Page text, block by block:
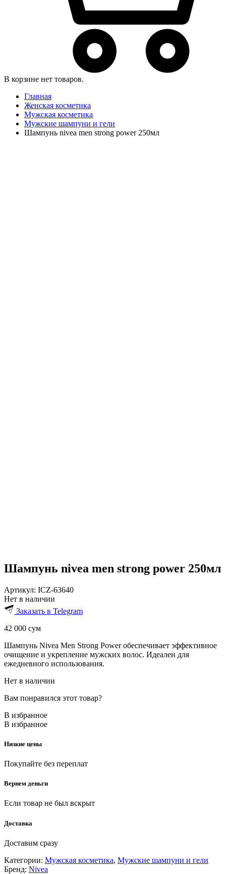
В корзине нет товаров.
Главная
Женская косметика
Мужская косметика
Мужские шампуни и гели
Шампунь nivea men strong power 250мл
Шампунь nivea men strong power 250мл
Артикул: ICZ-63640
Нет в наличии
Заказать в Telegram
42 000 сум
Шампунь Nivea Men Strong Power обеспечивает эффективное
очищение и укрепление мужских волос. Идеален для
ежедневного использования.
Нет в наличии
Вам понравился этот товар?
В избранное
В избранное
Низкие цены
Покупайте без переплат
Вернем деньги
Если товар не был вскрыт
Доставка
Доставим сразу
Категории: Мужская косметика, Мужские шампуни и гели
Бренд: Nivea